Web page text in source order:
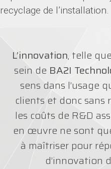
recyclage de l’installation.
L’innovation, telle
sein de BA2I
sens dans l’usage
clients et donc sans
les coûts de R&D
en œuvre ne sont
à maîtriser pour
d’innovation